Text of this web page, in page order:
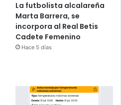
La futbolista alcalareña
Marta Barrera, se
incorpora al Real Betis
Cadete Femenino
Hace 5 días